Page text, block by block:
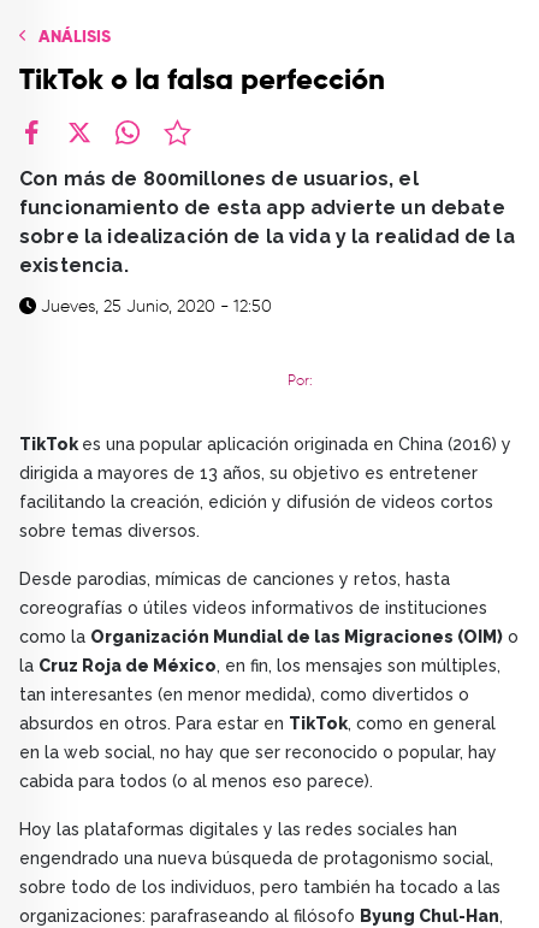
ANÁLISIS
TikTok o la falsa perfección
Con más de 800millones de usuarios, el
funcionamiento de esta app advierte un debate
sobre la idealización de la vida y la realidad de la
existencia.
Jueves, 25 Junio, 2020 - 12:50
Por:
TikTokes una popular aplicación originada en China (2016) y
dirigida a mayores de 13 años, su objetivo es entretener
facilitando la creación, edición y difusión de videos cortos
sobre temas diversos.
Desde parodias, mímicas de canciones y retos, hasta
coreografías o útiles videos informativos de instituciones
como la Organización Mundial de las Migraciones (OIM) o
la Cruz Roja de México, en fin, los mensajes son múltiples,
tan interesantes (en menor medida), como divertidos o
absurdos en otros. Para estar en TikTok, como en general
en la web social, no hay que ser reconocido o popular, hay
cabida para todos (o al menos eso parece).
Hoy las plataformas digitales y las redes sociales han
engendrado una nueva búsqueda de protagonismo social,
sobre todo de los individuos, pero también ha tocado a las
organizaciones: parafraseando al filósofo Byung Chul-Han,